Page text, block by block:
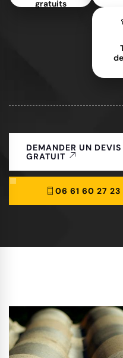
gratuits
DEMANDER UN DEVIS
GRATUIT
06 61 60 27 23